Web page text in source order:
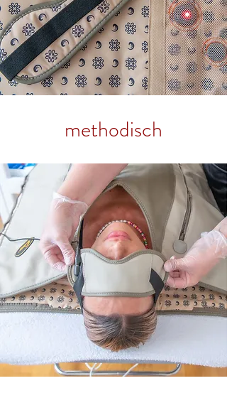
methodisch